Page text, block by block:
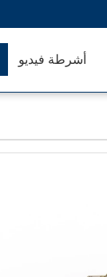
أشرطة فيديو